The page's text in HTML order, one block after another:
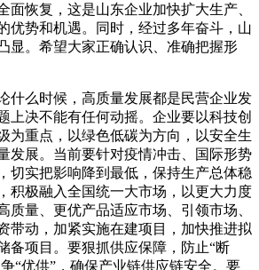
面恢复，这是山东企业加快扩大生产、
优势和机遇。同时，经过多年奋斗，山
显。希望大家正确认识、准确把握形
么时候，高质量发展都是民营企业发
上决不能有任何动摇。企业要以科技创
为重点，以绿色低碳为方向，以安全生
发展。当前要针对疫情冲击、国际形势
切实把影响降到最低，保持生产总体稳
积极融入全国统一大市场，以更大力度
质量、更优产品适应市场、引领市场、
带动，加紧实施在建项目，加快推进拟
备项目。要狠抓供应保障，防止“断
“优供”，确保产业链供应链安全。要